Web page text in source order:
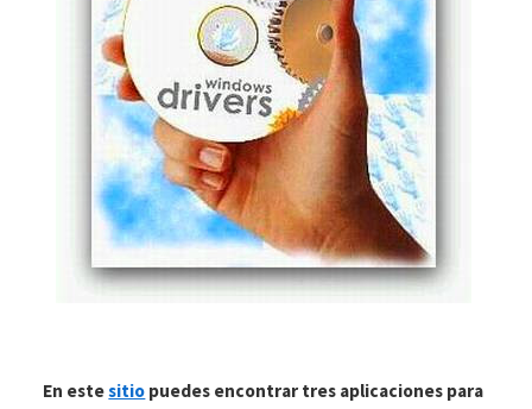
En estesitio puedes encontrar tres aplicaciones para